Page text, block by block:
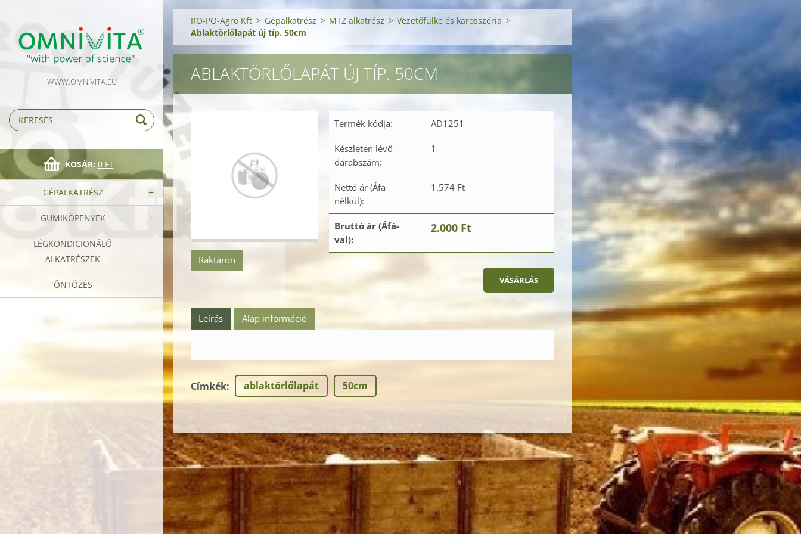
WWW.OMNIVITA.EU
KOSÁR: 0 FT
GÉPALKATRÉSZ
GUMIKÖPENYEK
LÉGKONDICIONÁLÓ
ALKATRÉSZEK
ÖNTÖZÉS
RO-PO-Agro Kft > Gépalkatrész > MTZ alkatrész > Vezetőfülke és karosszéria >
Ablaktörlőlapát új típ. 50cm
ABLAKTÖRLŐLAPÁT ÚJ TÍP. 50CM
Raktáron
Termék kódja: AD1251
Készleten lévő
darabszám:
1
Nettó ár (Áfa
nélkül):
1.574 Ft
Bruttó ár (Áfá-
val):
2.000 Ft
Leírás Alap információ
Címkék: ablaktörlőlapát 50cm